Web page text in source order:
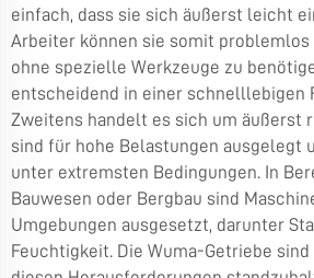
einfach, dass sie sich äußerst leicht
Arbeiter können sie somit problemlos
ohne spezielle Werkzeuge zu
entscheidend in einer schnelllebigen
Zweitens handelt es sich um äußerst
sind für hohe Belastungen ausgelegt
unter extremsten Bedingungen. In
Bauwesen oder Bergbau sind
Umgebungen ausgesetzt, darunter
Feuchtigkeit. Die Wuma-Getriebe